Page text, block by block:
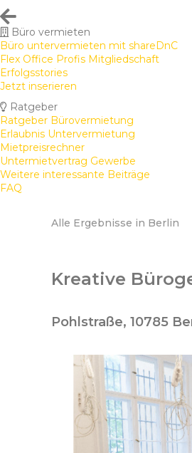
Büro vermieten
Büro untervermieten mit shareDnC
Flex Office Profis Mitgliedschaft
Erfolgsstories
Jetzt inserieren
Ratgeber
Ratgeber Bürovermietung
Erlaubnis Untervermietung
Mietpreisrechner
Untermietvertrag Gewerbe
Weitere interessante Beiträge
FAQ
Alle Ergebnisse in Berlin
Kreative
Pohlstraße, 10785